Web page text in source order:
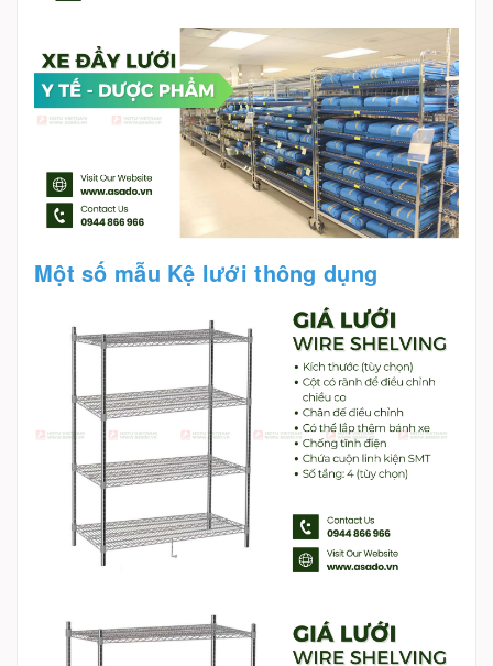
Một số mẫu Kệ lưới thông dụng